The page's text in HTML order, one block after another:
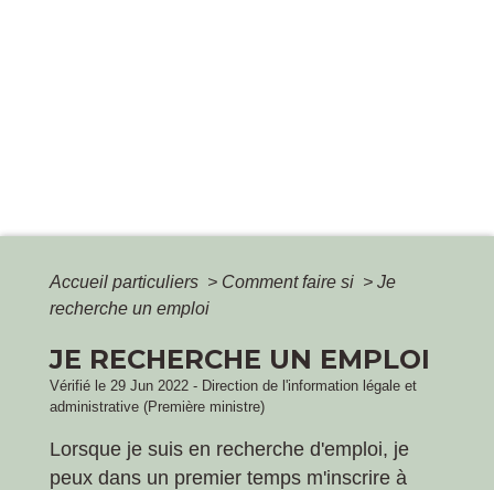
Accueil particuliers > Comment faire si > Je
recherche un emploi
JE RECHERCHE UN EMPLOI
Vérifié le 29 Jun 2022 - Direction de l'information légale et
administrative (Première ministre)
Lorsque je suis en recherche d'emploi, je
peux dans un premier temps m'inscrire à